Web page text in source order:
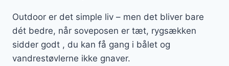
Outdoor er det simple liv – men det bliver bare
dét bedre, når soveposen er tæt, rygsækken
sidder godt , du kan få gang i bålet og
vandrestøvlerne ikke gnaver.